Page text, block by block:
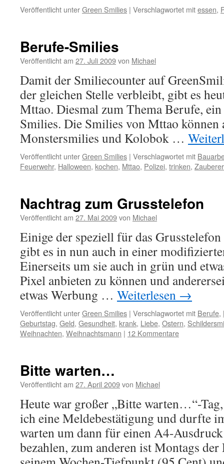
Veröffentlicht unterGreen Smilies | Verschlagwortet mitessen,
Berufe-Smilies
Veröffentlicht am 27. Juli 2009von Michael
Damit der Smiliecounter auf
der gleichen Stelle verbleibt, gibt es
Mttao. Diesmal zum Thema Berufe,
Smilies. Die Smilies von Mttao
Monstersmilies und Kolobok …
Veröffentlicht unterGreen Smilies | Verschlagwortet mit
Feuerwehr, Halloween, kochen, Mttao, Polizei, trinken, Zauberer
Nachtrag zum Grusstelefon
Veröffentlicht am 27. Mai 2009von Michael
Einige der speziell für das
gibt es in nun auch in einer
Einerseits um sie auch in grün und
Pixel anbieten zu können und
etwas Werbung … Weiterlesen →
Veröffentlicht unterGreen Smilies | Verschlagwortet mit Berufe,
Geburtstag, Geld, Gesundheit, krank, Liebe, Ostern,
Weihnachten, Weihnachtsmann | 12 Kommentare
Bitte warten…
Veröffentlicht am 27. April 2009von Michael
Heute war großer „Bitte warten…“-
ich eine Meldebestätigung und durfte
warten um dann für einen A4-
bezahlen, zum anderen ist Montags